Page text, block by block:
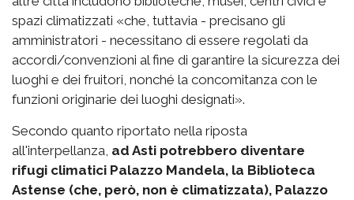
spazi climatizzati «che, tuttavia - precisano gli
amministratori - necessitano di essere regolati da
accordi/convenzioni al fine di garantire la sicurezza dei
luoghi e dei fruitori, nonché la concomitanza con le
funzioni originarie dei luoghi designati».
Secondo quanto riportato nella riposta
all'interpellanza, ad Asti potrebbero diventare
rifugi climatici Palazzo Mandela, la Biblioteca
Astense (che, però, non è climatizzata), Palazzo